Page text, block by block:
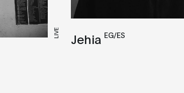
LIVE Jehia EG/ES